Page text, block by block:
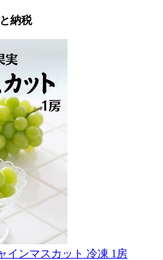
納税
インマスカット 冷凍 1房